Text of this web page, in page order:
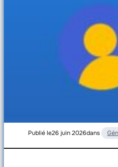
Publié le26 juin 2026dans